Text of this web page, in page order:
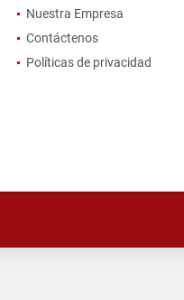
Nuestra Empresa
Contáctenos
Políticas de privacidad